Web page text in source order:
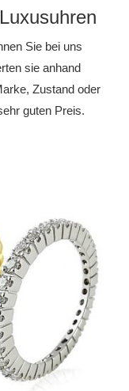
Sie bei uns
sie anhand
Zustand oder
guten Preis.